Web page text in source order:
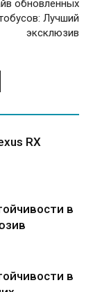
обновлённых
Лучший
эксклюзив
RX
в
в